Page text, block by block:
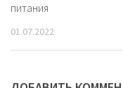
питания
01.07.2022